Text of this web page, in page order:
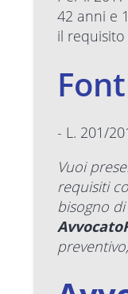
42 anni e
il
- L. 201/
Vuoi
requisiti
bisogno